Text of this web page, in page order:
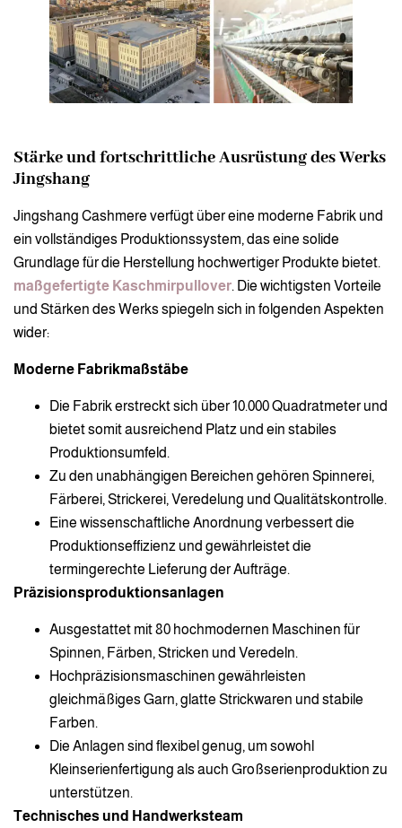
Stärke und fortschrittliche Ausrüstung des Werks
Jingshang
Jingshang Cashmere verfügt über eine moderne Fabrik und
ein vollständiges Produktionssystem, das eine solide
Grundlage für die Herstellung hochwertiger Produkte bietet.
maßgefertigte Kaschmirpullover. Die wichtigsten Vorteile
und Stärken des Werks spiegeln sich in folgenden Aspekten
wider:
Moderne Fabrikmaßstäbe
Die Fabrik erstreckt sich über 10.000 Quadratmeter und
bietet somit ausreichend Platz und ein stabiles
Produktionsumfeld.
Zu den unabhängigen Bereichen gehören Spinnerei,
Färberei, Strickerei, Veredelung und Qualitätskontrolle.
Eine wissenschaftliche Anordnung verbessert die
Produktionseffizienz und gewährleistet die
termingerechte Lieferung der Aufträge.
Präzisionsproduktionsanlagen
Ausgestattet mit 80 hochmodernen Maschinen für
Spinnen, Färben, Stricken und Veredeln.
Hochpräzisionsmaschinen gewährleisten
gleichmäßiges Garn, glatte Strickwaren und stabile
Farben.
Die Anlagen sind flexibel genug, um sowohl
Kleinserienfertigung als auch Großserienproduktion zu
unterstützen.
Technisches und Handwerksteam